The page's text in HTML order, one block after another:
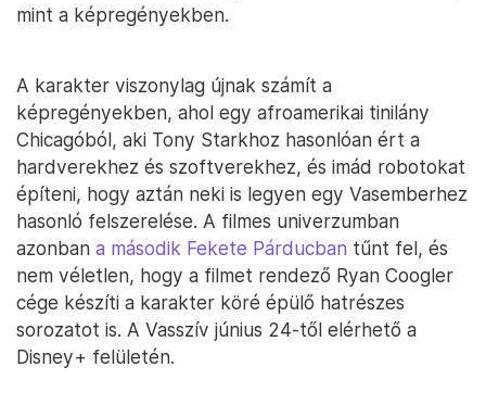
mint a képregényekben.
A karakter viszonylag újnak számít a
képregényekben, ahol egy afroamerikai tinilány
Chicagóból, aki Tony Starkhoz hasonlóan ért a
hardverekhez és szoftverekhez, és imád robotokat
építeni, hogy aztán neki is legyen egy Vasemberhez
hasonló felszerelése. A filmes univerzumban
azonban a második Fekete Párducban tűnt fel, és
nem véletlen, hogy a filmet rendező Ryan Coogler
cége készíti a karakter köré épülő hatrészes
sorozatot is. A Vasszív június 24-től elérhető a
Disney+ felületén.